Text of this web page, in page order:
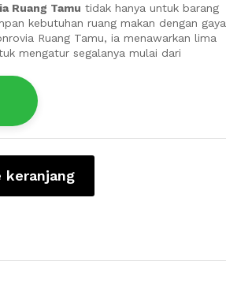
Ruang Tamu tidak hanya untuk barang
kebutuhan ruang makan dengan gaya
Ruang Tamu, ia menawarkan lima
mengatur segalanya mulai dari
keranjang